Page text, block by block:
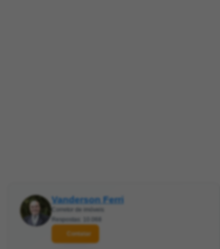
Vanderson Ferri
Corretor de imóveis
Respostas: 10.068
Contatar